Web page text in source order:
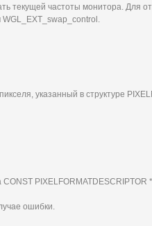
текущей частоты монитора. Для
указанный в структуре
CONST
ошибки.